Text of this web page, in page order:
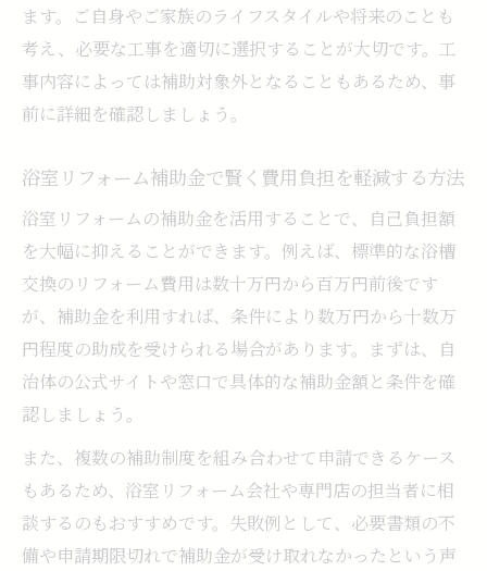
ます。ご自身やご家族のライフスタイルや将来のことも
考え、必要な工事を適切に選択することが大切です。工
事内容によっては補助対象外となることもあるため、事
前に詳細を確認しましょう。
浴室リフォーム補助金で賢く費用負担を軽減する方法
浴室リフォームの補助金を活用することで、自己負担額
を大幅に抑えることができます。例えば、標準的な浴槽
交換のリフォーム費用は数十万円から百万円前後です
が、補助金を利用すれば、条件により数万円から十数万
円程度の助成を受けられる場合があります。まずは、自
治体の公式サイトや窓口で具体的な補助金額と条件を確
認しましょう。
また、複数の補助制度を組み合わせて申請できるケース
もあるため、浴室リフォーム会社や専門店の担当者に相
談するのもおすすめです。失敗例として、必要書類の不
備や申請期限切れで補助金が受け取れなかったという声